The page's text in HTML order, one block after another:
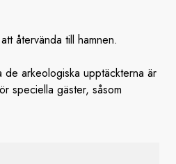
återvända till hamnen.
de arkeologiska upptäckterna är
speciella gäster, såsom